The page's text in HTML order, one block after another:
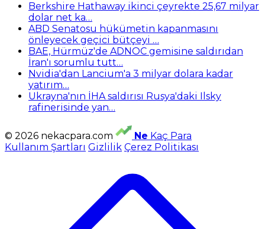
Berkshire Hathaway ikinci çeyrekte 25,67 milyar
dolar net ka…
ABD Senatosu hükümetin kapanmasını
önleyecek geçici bütçeyi …
BAE, Hürmüz'de ADNOC gemisine saldırıdan
İran'ı sorumlu tutt…
Nvidia'dan Lancium'a 3 milyar dolara kadar
yatırım…
Ukrayna'nın İHA saldırısı Rusya'daki Ilsky
rafinerisinde yan…
© 2026 nekacpara.com Ne Kaç Para
Kullanım Şartları Gizlilik Çerez Politikası